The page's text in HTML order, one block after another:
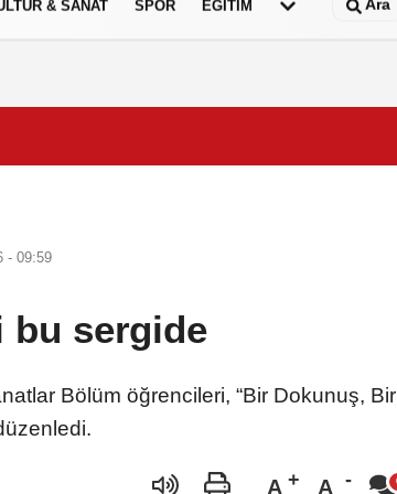
& SANAT SPOR EĞİTİM Ara
- 09:59
bu sergide
Bölüm öğrencileri, “Bir Dokunuş, Bir
A A